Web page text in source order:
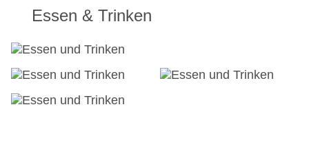
Hotelsafe
WLAN/WiFi im Hotel
Anzahl der Konferenzräume: 1
Anzahl der Aufzüge: 1
Gesamtanzahl der Stockwerke: 15
Essen & Trinken